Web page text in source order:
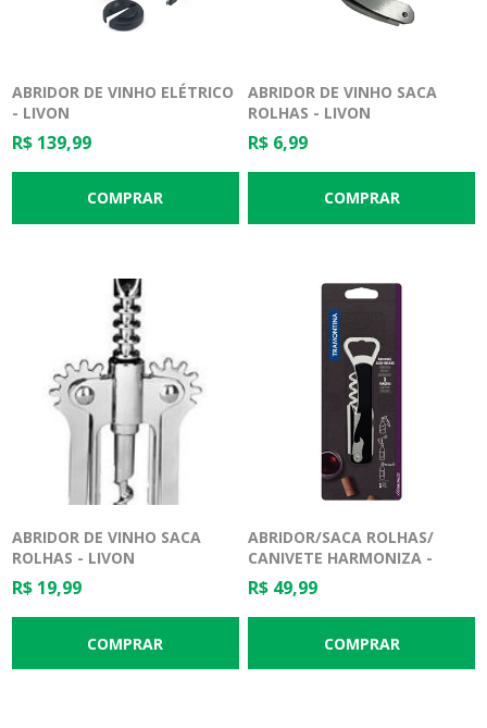
ABRIDOR DE VINHO ELÉTRICO
- LIVON
R$ 139,99
ABRIDOR DE VINHO SACA
ROLHAS - LIVON
R$ 6,99
ABRIDOR DE VINHO SACA
ROLHAS - LIVON
R$ 19,99
ABRIDOR/SACA ROLHAS/
CANIVETE HARMONIZA -
TRAMONTINA
R$ 49,99